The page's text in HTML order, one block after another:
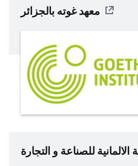
معهد غوته بالجزائر
الالمانية للصناعة و التجارة